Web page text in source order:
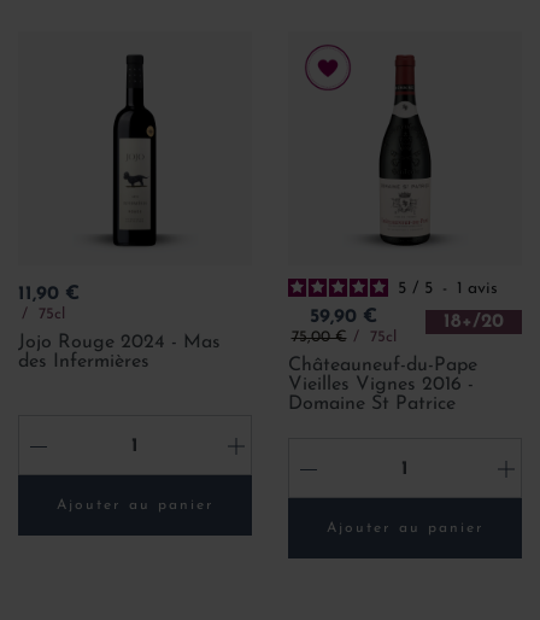
Prix
11,90 €
75cl
Jojo Rouge 2024 - Mas
des Infermières
- +
Ajouter au panier
5 / 5 - 1 avis
Prix
59,90 €
Prix de base
75,00 € 75cl
18+/20
Châteauneuf-du-Pape
Vieilles Vignes 2016 -
Domaine St Patrice
- +
Ajouter au panier